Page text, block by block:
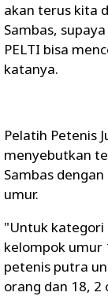
akan terus kita
Sambas,
PELTI bisa
katanya.
Pelatih Petenis
menyebutkan
Sambas
umur.
"Untuk kategori
kelompok umur
petenis putra
orang dan 18, 2